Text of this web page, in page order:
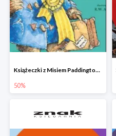
Książeczki z Misiem Paddingtonem do -50%
50%